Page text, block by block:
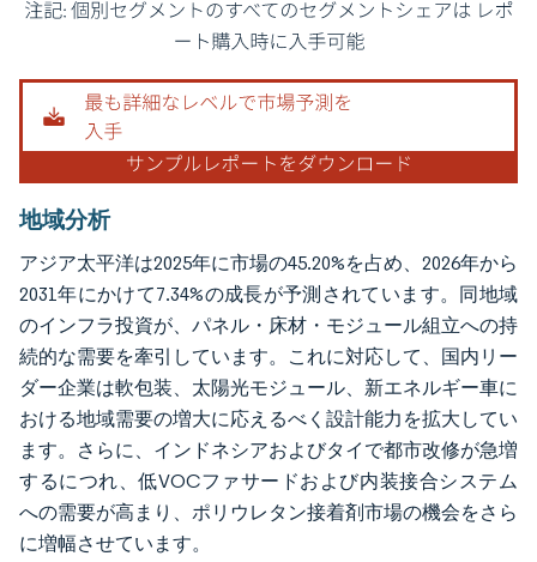
画像 © Mordor Intelligence。再利用にはCC BY 4.0の表示が必要です。
地域分析
アジア太平洋は2025年に市場の45.20%を占め、2026年から
2031年にかけて7.34%の成長が予測されています。同地域
のインフラ投資が、パネル・床材・モジュール組立への持
続的な需要を牽引しています。これに対応して、国内リー
ダー企業は軟包装、太陽光モジュール、新エネルギー車に
おける地域需要の増大に応えるべく設計能力を拡大してい
ます。さらに、インドネシアおよびタイで都市改修が急増
するにつれ、低VOCファサードおよび内装接合システム
への需要が高まり、ポリウレタン接着剤市場の機会をさら
に増幅させています。